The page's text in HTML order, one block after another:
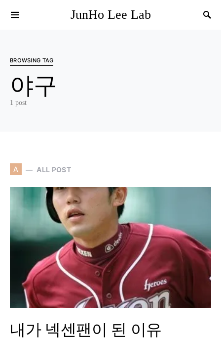
JunHo Lee Lab
BROWSING TAG
야구
1 post
A ALL POST
내가 넥센팬이 된 이유